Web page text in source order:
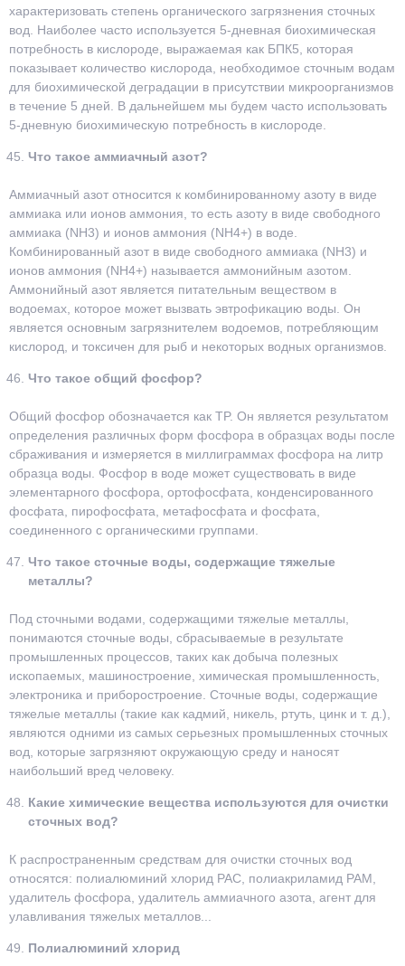
характеризовать степень органического загрязнения сточных
вод. Наиболее часто используется 5-дневная биохимическая
потребность в кислороде, выражаемая как БПК5, которая
показывает количество кислорода, необходимое сточным водам
для биохимической деградации в присутствии микроорганизмов
в течение 5 дней. В дальнейшем мы будем часто использовать
5-дневную биохимическую потребность в кислороде.
Что такое аммиачный азот?
Аммиачный азот относится к комбинированному азоту в виде
аммиака или ионов аммония, то есть азоту в виде свободного
аммиака (NH3) и ионов аммония (NH4+) в воде.
Комбинированный азот в виде свободного аммиака (NH3) и
ионов аммония (NH4+) называется аммонийным азотом.
Аммонийный азот является питательным веществом в
водоемах, которое может вызвать эвтрофикацию воды. Он
является основным загрязнителем водоемов, потребляющим
кислород, и токсичен для рыб и некоторых водных организмов.
Что такое общий фосфор?
Общий фосфор обозначается как TP. Он является результатом
определения различных форм фосфора в образцах воды после
сбраживания и измеряется в миллиграммах фосфора на литр
образца воды. Фосфор в воде может существовать в виде
элементарного фосфора, ортофосфата, конденсированного
фосфата, пирофосфата, метафосфата и фосфата,
соединенного с органическими группами.
Что такое сточные воды, содержащие тяжелые
металлы?
Под сточными водами, содержащими тяжелые металлы,
понимаются сточные воды, сбрасываемые в результате
промышленных процессов, таких как добыча полезных
ископаемых, машиностроение, химическая промышленность,
электроника и приборостроение. Сточные воды, содержащие
тяжелые металлы (такие как кадмий, никель, ртуть, цинк и т. д.),
являются одними из самых серьезных промышленных сточных
вод, которые загрязняют окружающую среду и наносят
наибольший вред человеку.
Какие химические вещества используются для очистки
сточных вод?
К распространенным средствам для очистки сточных вод
относятся: полиалюминий хлорид PAC, полиакриламид PAM,
удалитель фосфора, удалитель аммиачного азота, агент для
улавливания тяжелых металлов...
Полиалюминий хлорид